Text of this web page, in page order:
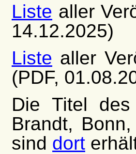
Liste aller
14.12.2025)
Liste aller
(PDF,
Die Titel des
Brandt,
sind dort